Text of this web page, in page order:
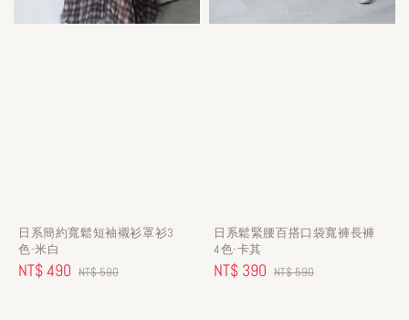
日系簡約寬鬆短袖襯衫罩衫3
色-米白
Sale
NT$ 490 Regular
NT$ 590
日系鬆緊腰百搭口袋寬褲長褲
4色-卡其
Sale
NT$ 390 Regular
NT$ 590